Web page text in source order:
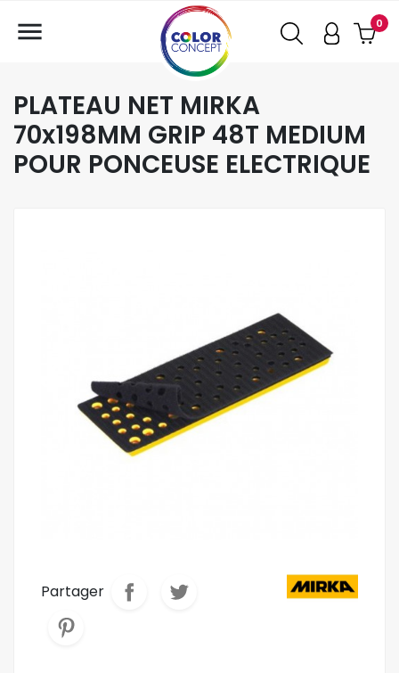
0

PLATEAU NET MIRKA
70x198MM GRIP 48T MEDIUM
POUR PONCEUSE ELECTRIQUE
Partager